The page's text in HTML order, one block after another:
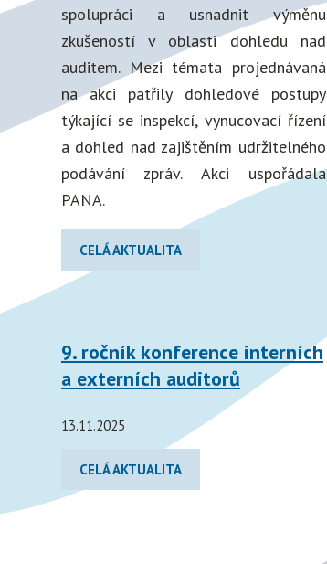
spolupráci a usnadnit výměnu
zkušeností v oblasti dohledu nad
auditem. Mezi témata projednávaná
na akci patřily dohledové postupy
týkající se inspekcí, vynucovací řízení
a dohled nad zajištěním udržitelného
podávání zpráv. Akci uspořádala
PANA.
CELÁ AKTUALITA
9. ročník konference interních
a externích auditorů
13.11.2025
CELÁ AKTUALITA